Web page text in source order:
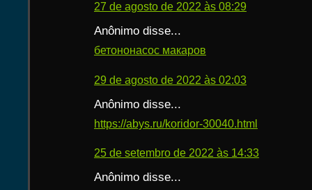
27 de agosto de 2022 às 08:29
Anônimo disse...
бетононасос макаров
29 de agosto de 2022 às 02:03
Anônimo disse...
https://abys.ru/koridor-30040.html
25 de setembro de 2022 às 14:33
Anônimo disse...